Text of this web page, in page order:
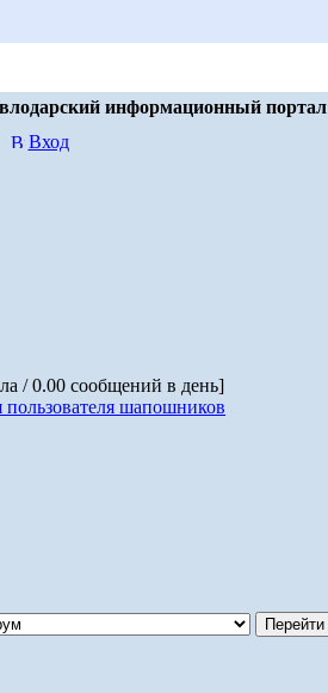
информационный портал
Вход
/ 0.00 сообщений в день]
шапошников